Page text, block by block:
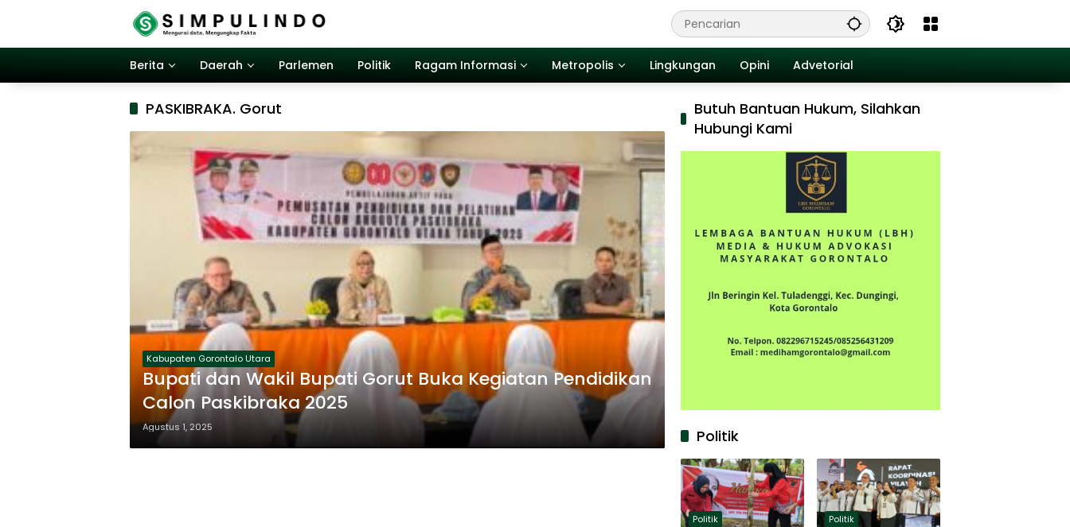
Berita
Daerah Parlemen Politik Ragam Informasi Metropolis Lingkungan Opini Advetorial
PASKIBRAKA. Gorut
Kabupaten Gorontalo Utara
Bupati dan Wakil Bupati Gorut Buka Kegiatan Pendidikan
Calon Paskibraka 2025
Agustus 1, 2025
Butuh Bantuan Hukum, Silahkan
Hubungi Kami
Politik
Politik Politik